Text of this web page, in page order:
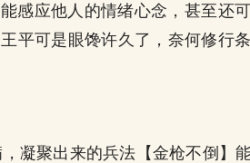
感应他人的情绪心念，甚至还
平可是眼馋许久了，奈何修行
凝聚出来的兵法【金枪不倒】